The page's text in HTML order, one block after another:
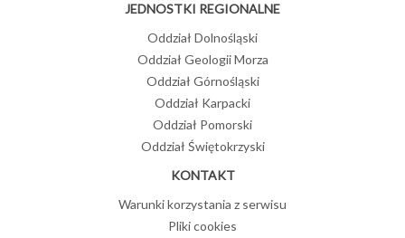
JEDNOSTKI REGIONALNE
Oddział Dolnośląski
Oddział Geologii Morza
Oddział Górnośląski
Oddział Karpacki
Oddział Pomorski
Oddział Świętokrzyski
KONTAKT
Warunki korzystania z serwisu
Pliki cookies